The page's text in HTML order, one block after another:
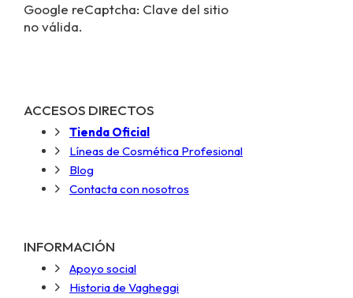
Google reCaptcha: Clave del sitio
no válida.
ACCESOS DIRECTOS
Tienda Oficial
Líneas de Cosmética Profesional
Blog
Contacta con nosotros
INFORMACIÓN
Apoyo social
Historia de Vagheggi